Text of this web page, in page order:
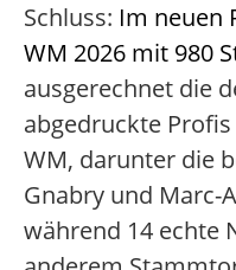
Schluss: Im neuen
WM 2026 mit 980
ausgerechnet die
abgedruckte
WM, darunter die
Gnabry und Marc-
während 14 echte